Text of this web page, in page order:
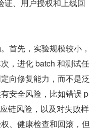
证、用户授权和上线回
首先，实验规模较小，
，进化 batch 和测试任
向修复能力，而不是泛
安全风险，比如错误 p
链风险，以及对失败样
、健康检查和回滚，但